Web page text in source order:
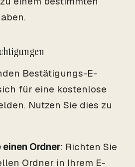
Bestätigungs-E-
für eine kostenlose
Nutzen Sie dies zu
Ordner: Richten Sie
Ordner in Ihrem E-